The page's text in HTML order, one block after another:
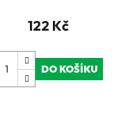
122 Kč
DO KOŠÍKU